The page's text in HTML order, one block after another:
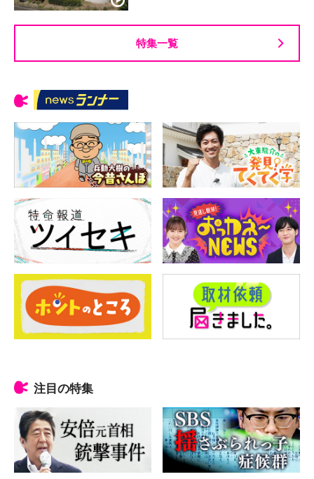
特集一覧
注目の特集